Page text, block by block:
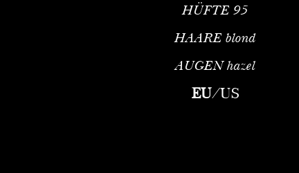
HÜFTE 95
HAARE blond
AUGEN hazel
EU/US
Sophia Ahrens – Deutsch-englisches Fashion-